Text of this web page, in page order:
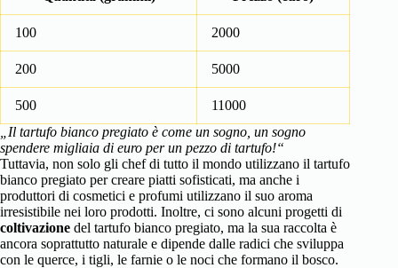
100 2000
200 5000
500
11000
„Il tartufo bianco pregiato è come un sogno, un sogno
spendere migliaia di euro per un pezzo di tartufo!“
Tuttavia, non solo gli chef di tutto il mondo utilizzano il tartufo
bianco pregiato per creare piatti sofisticati, ma anche i
produttori di cosmetici e profumi utilizzano il suo aroma
irresistibile nei loro prodotti. Inoltre, ci sono alcuni progetti di
coltivazione del tartufo bianco pregiato, ma la sua raccolta è
ancora soprattutto naturale e dipende dalle radici che sviluppa
con le querce, i tigli, le farnie o le noci che formano il bosco.